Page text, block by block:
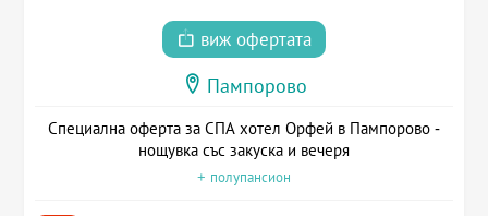
виж офертата
Пампорово
Специална оферта за СПА хотел Орфей в Пампорово -
нощувка със закуска и вечеря
+ полупансион